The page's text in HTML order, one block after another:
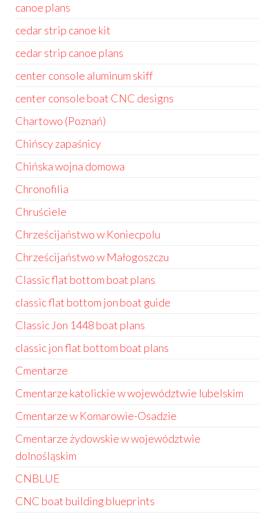
canoe plans
cedar strip canoe kit
cedar strip canoe plans
center console aluminum skiff
center console boat CNC designs
Chartowo (Poznań)
Chińscy zapaśnicy
Chińska wojna domowa
Chronofilia
Chruściele
Chrześcijaństwo w Koniecpolu
Chrześcijaństwo w Małogoszczu
Classic flat bottom boat plans
classic flat bottom jon boat guide
Classic Jon 1448 boat plans
classic jon flat bottom boat plans
Cmentarze
Cmentarze katolickie w województwie lubelskim
Cmentarze w Komarowie-Osadzie
Cmentarze żydowskie w województwie
dolnośląskim
CNBLUE
CNC boat building blueprints